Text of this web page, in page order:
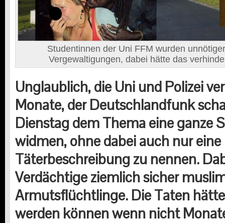
Studentinnen der Uni FFM wurden
Vergewaltigungen, dabei hätte das
Unglaublich, die Uni und Polizei
Monate, der Deutschlandfunk
Dienstag dem Thema eine ganze
widmen, ohne dabei auch nur eine
Täterbeschreibung zu nennen.
Verdächtige ziemlich sicher
Armutsflüchtlinge. Die Taten
werden können wenn nicht